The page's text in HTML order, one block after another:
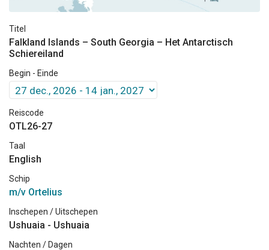
Titel
Falkland Islands – South Georgia – Het Antarctisch
Schiereiland
Begin - Einde
Reiscode
OTL26-27
Taal
English
Schip
m/v Ortelius
Inschepen / Uitschepen
Ushuaia - Ushuaia
Nachten / Dagen